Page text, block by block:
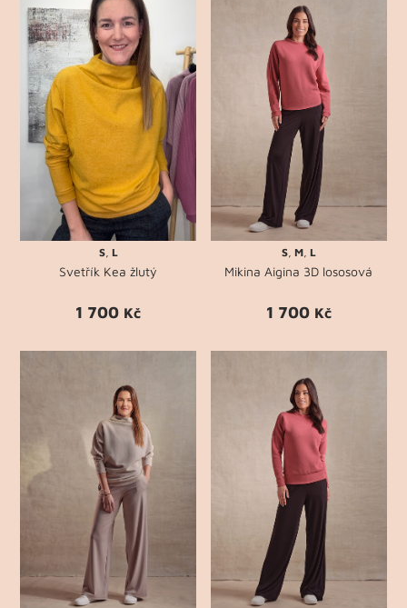
S, L
Svetřík Kea žlutý
1 700 Kč
S, M, L
Mikina Aigina 3D lososová
1 700 Kč